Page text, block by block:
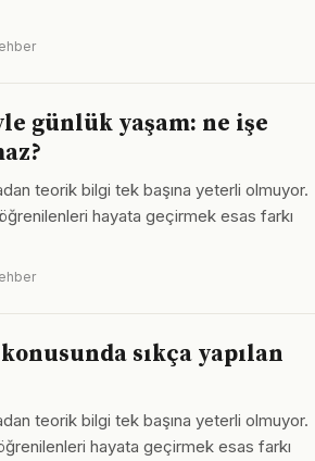
günlük yaşam: ne işe
teorik bilgi tek başına yeterli olmuyor.
hayata geçirmek esas farkı
sıkça yapılan
teorik bilgi tek başına yeterli olmuyor.
hayata geçirmek esas farkı